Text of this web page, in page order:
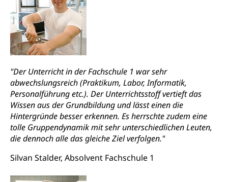
"Der Unterricht in der Fachschule 1 war sehr
abwechslungsreich (Praktikum, Labor, Informatik,
Personalführung etc.). Der Unterrichtsstoff vertieft das
Wissen aus der Grundbildung und lässt einen die
Hintergründe besser erkennen. Es herrschte zudem eine
tolle Gruppendynamik mit sehr unterschiedlichen Leuten,
die dennoch alle das gleiche Ziel verfolgen."
Silvan Stalder, Absolvent Fachschule 1